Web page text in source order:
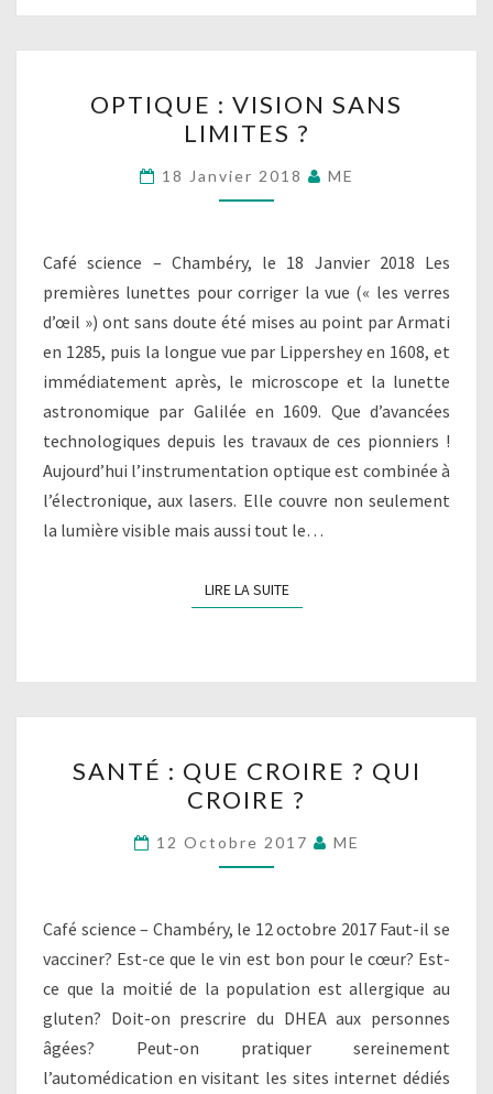
:
VISION
SANS
LIMITES
OPTIQUE : VISION SANS
LIMITES ?
18 Janvier 2018 ME
Café science – Chambéry, le 18 Janvier 2018 Les
premières lunettes pour corriger la vue (« les verres
d’œil ») ont sans doute été mises au point par Armati
en 1285, puis la longue vue par Lippershey en 1608, et
immédiatement après, le microscope et la lunette
astronomique par Galilée en 1609. Que d’avancées
technologiques depuis les travaux de ces pionniers !
Aujourd’hui l’instrumentation optique est combinée à
l’électronique, aux lasers. Elle couvre non seulement
la lumière visible mais aussi tout le…
LIRE LA SUITELIRE LA SUITE
:
QUE
CROIRE
?
CROIRE
?
SANTÉ : QUE CROIRE ? QUI
CROIRE ?
12 Octobre 2017 ME
Café science – Chambéry, le 12 octobre 2017 Faut-il se
vacciner? Est-ce que le vin est bon pour le cœur? Est-
ce que la moitié de la population est allergique au
gluten? Doit-on prescrire du DHEA aux personnes
âgées? Peut-on pratiquer sereinement
l’automédication en visitant les sites internet dédiés